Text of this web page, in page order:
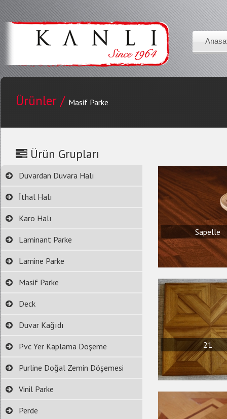
Ürünler / Masif Parke
Ürün Grupları
Duvardan Duvara Halı
İthal Halı
Karo Halı
Laminant Parke
Lamine Parke
Masif Parke
Deck
Duvar Kağıdı
Pvc Yer Kaplama Döşeme
Purline Doğal Zemin Döşemesi
Vinil Parke
Perde
Sapelle
21